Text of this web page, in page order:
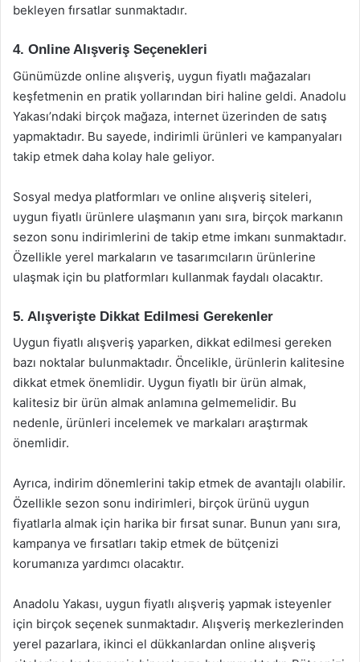
bekleyen fırsatlar sunmaktadır.
4. Online Alışveriş Seçenekleri
Günümüzde online alışveriş, uygun fiyatlı mağazaları
keşfetmenin en pratik yollarından biri haline geldi. Anadolu
Yakası’ndaki birçok mağaza, internet üzerinden de satış
yapmaktadır. Bu sayede, indirimli ürünleri ve kampanyaları
takip etmek daha kolay hale geliyor.
Sosyal medya platformları ve online alışveriş siteleri,
uygun fiyatlı ürünlere ulaşmanın yanı sıra, birçok markanın
sezon sonu indirimlerini de takip etme imkanı sunmaktadır.
Özellikle yerel markaların ve tasarımcıların ürünlerine
ulaşmak için bu platformları kullanmak faydalı olacaktır.
5. Alışverişte Dikkat Edilmesi Gerekenler
Uygun fiyatlı alışveriş yaparken, dikkat edilmesi gereken
bazı noktalar bulunmaktadır. Öncelikle, ürünlerin kalitesine
dikkat etmek önemlidir. Uygun fiyatlı bir ürün almak,
kalitesiz bir ürün almak anlamına gelmemelidir. Bu
nedenle, ürünleri incelemek ve markaları araştırmak
önemlidir.
Ayrıca, indirim dönemlerini takip etmek de avantajlı olabilir.
Özellikle sezon sonu indirimleri, birçok ürünü uygun
fiyatlarla almak için harika bir fırsat sunar. Bunun yanı sıra,
kampanya ve fırsatları takip etmek de bütçenizi
korumanıza yardımcı olacaktır.
Anadolu Yakası, uygun fiyatlı alışveriş yapmak isteyenler
için birçok seçenek sunmaktadır. Alışveriş merkezlerinden
yerel pazarlara, ikinci el dükkanlardan online alışveriş